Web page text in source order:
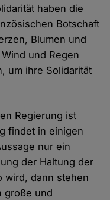
haben die
Botschaft
Blumen und
und Regen
um ihre Solidarität
Regierung ist
findet in einigen
nur ein
der Haltung der
wird, dann stehen
große und